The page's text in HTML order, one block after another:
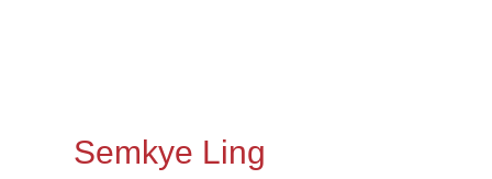
Semkye Ling